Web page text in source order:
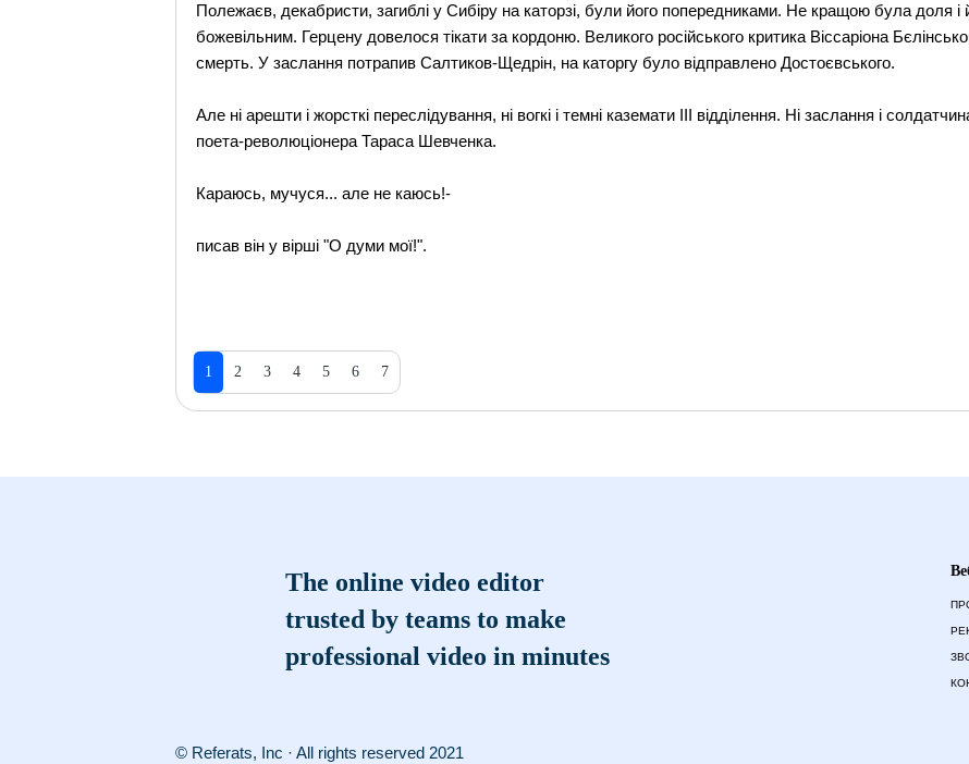
Полежаєв, декабристи, загиблі у Сибіру на каторзі, були його попередниками. Не кращою була доля і
божевільним. Герцену довелося тікати за кордоню. Великого російського критика Віссаріона
смерть. У заслання потрапив Салтиков-Щедрін, на каторгу було відправлено Достоєвського.
Але ні арешти і жорсткі переслідування, ні вогкі і темні каземати ІІІ відділення. Ні заслання і
поета-революціонера Тараса Шевченка.
Караюсь, мучуся... але не каюсь!-
писав він у вірші "О думи мої!".
1 2 3 4 5 6 7
The online video editor
trusted by teams to make
professional video in minutes
© Referats, Inc · All rights reserved 2021